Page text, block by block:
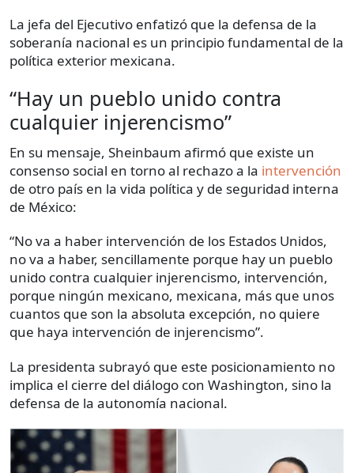
La jefa del Ejecutivo enfatizó que la defensa de la
soberanía nacional es un principio fundamental de la
política exterior mexicana.
“Hay un pueblo unido contra
cualquier injerencismo”
En su mensaje, Sheinbaum afirmó que existe un
consenso social en torno al rechazo a la intervención
de otro país en la vida política y de seguridad interna
de México:
“No va a haber intervención de los Estados Unidos,
no va a haber, sencillamente porque hay un pueblo
unido contra cualquier injerencismo, intervención,
porque ningún mexicano, mexicana, más que unos
cuantos que son la absoluta excepción, no quiere
que haya intervención de injerencismo”.
La presidenta subrayó que este posicionamiento no
implica el cierre del diálogo con Washington, sino la
defensa de la autonomía nacional.